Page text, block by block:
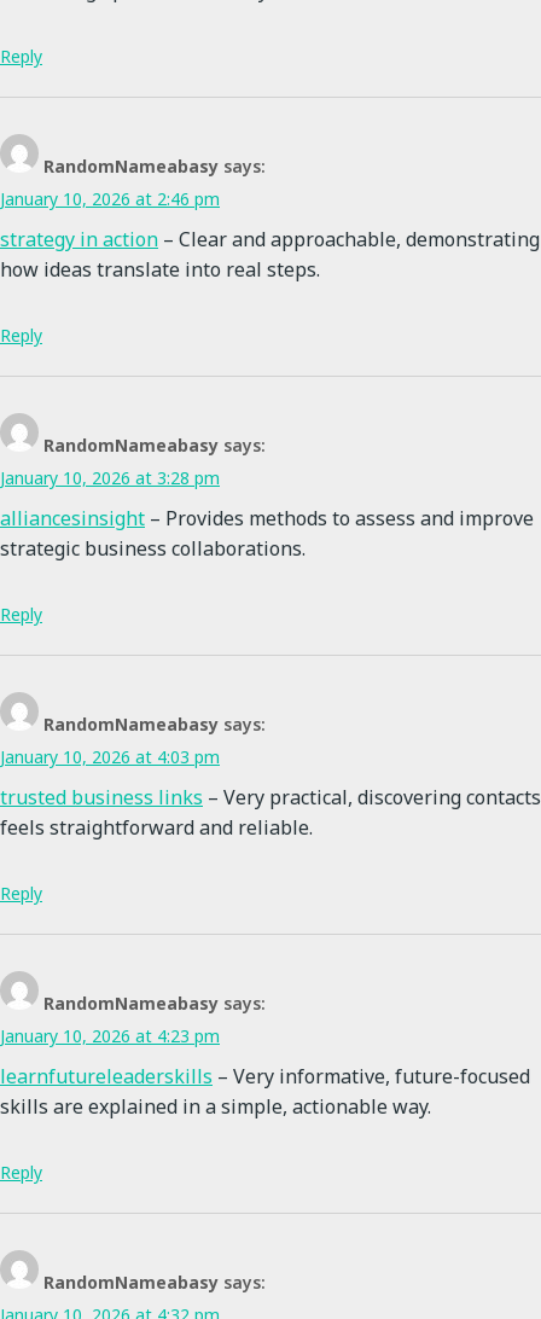
Reply
RandomNameabasy says:
January 10, 2026 at 2:46 pm
strategy in action – Clear and approachable, demonstrating
how ideas translate into real steps.
Reply
RandomNameabasy says:
January 10, 2026 at 3:28 pm
alliancesinsight – Provides methods to assess and improve
strategic business collaborations.
Reply
RandomNameabasy says:
January 10, 2026 at 4:03 pm
trusted business links – Very practical, discovering contacts
feels straightforward and reliable.
Reply
RandomNameabasy says:
January 10, 2026 at 4:23 pm
learnfutureleaderskills – Very informative, future-focused
skills are explained in a simple, actionable way.
Reply
RandomNameabasy says: